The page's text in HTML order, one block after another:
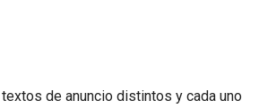
de anuncio distintos y cada uno